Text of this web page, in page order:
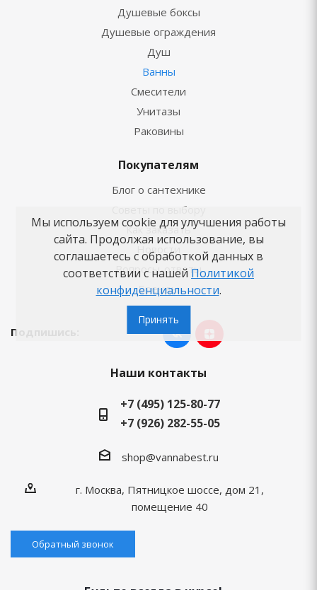
Душевые боксы
Душевые ограждения
Душ
Ванны
Смесители
Унитазы
Раковины
Покупателям
Блог о сантехнике
Советы по выбору
Как заказать
Новости
Вопросы-ответы
Бренды
Подпишись:
Наши контакты
+7 (495) 125-80-77
+7 (926) 282-55-05
shop@vannabest.ru
г. Москва, Пятницкое шоссе, дом 21,
помещение 40
Обратный звонок
Мы используем cookie для улучшения работы
сайта. Продолжая использование, вы
соглашаетесь с обработкой данных в
соответствии с нашей Политикой
конфиденциальности.
Принять